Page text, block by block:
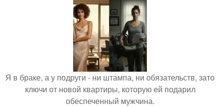
Я в браке, а у подруги - ни штампа, ни обязательств, зато
ключи от новой квартиры, которую ей подарил
обеспеченный мужчина.